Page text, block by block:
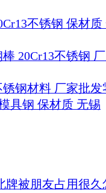
不锈钢 保材质
棒 20Cr13不锈钢
锈钢材料 厂家批发
具钢 保材质 无锡
牌被朋友占用很久